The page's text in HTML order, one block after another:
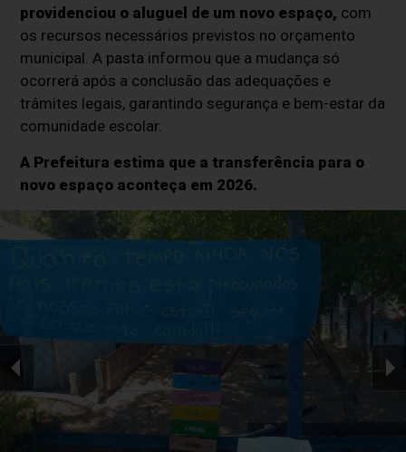
providenciou o aluguel de um novo espaço, com
os recursos necessários previstos no orçamento
municipal. A pasta informou que a mudança só
ocorrerá após a conclusão das adequações e
trâmites legais, garantindo segurança e bem-estar da
comunidade escolar.
A Prefeitura estima que a transferência para o
novo espaço aconteça em 2026.